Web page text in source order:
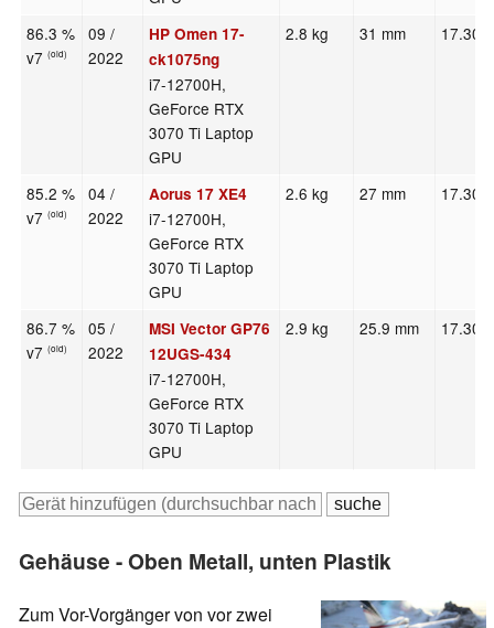
86.3 %
v7(old)
09 /
2022
HP Omen 17-
ck1075ng
i7-12700H,
GeForce RTX
3070 Ti Laptop
GPU
2.8 kg 31 mm 17.30"
85.2 %
v7(old)
04 /
2022
Aorus 17 XE4
i7-12700H,
GeForce RTX
3070 Ti Laptop
GPU
2.6 kg 27 mm 17.30"
86.7 %
v7(old)
05 /
2022
MSI Vector GP76
12UGS-434
i7-12700H,
GeForce RTX
3070 Ti Laptop
GPU
2.9 kg 25.9 mm 17.30"
Gehäuse - Oben Metall, unten Plastik
Zum Vor-Vorgänger von vor zwei